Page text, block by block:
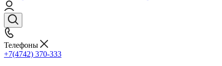
Телефоны
+7(4742) 370-333